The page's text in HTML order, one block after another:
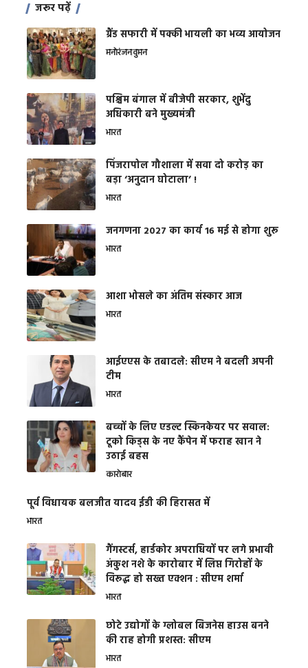
जरूर पढ़ें
ग्रैंड सफारी में पक्की भायली का भव्य आयोजन
मनोरंजनवुमन
पश्चिम बंगाल में बीजेपी सरकार, शुभेंदु
अधिकारी बने मुख्यमंत्री
भारत
​पिंजरापोल गौशाला में सवा दो करोड़ का
बड़ा ‘अनुदान घोटाला’ !
भारत
जनगणना 2027 का कार्य 16 मई से होगा शुरू
भारत
आशा भोसले का अंतिम संस्कार आज
भारत
आईएएस के तबादले: सीएम ने बदली अपनी
टीम
भारत
बच्चों के लिए एडल्ट स्किनकेयर पर सवाल:
टूको किड्स के नए कैंपेन में फराह खान ने
उठाई बहस
कारोबार
पूर्व विधायक बलजीत यादव ईडी की हिरासत में
भारत
गैंगस्टर्स, हार्डकोर अपराधियों पर लगे प्रभावी
अंकुश नशे के कारोबार में लिप्त गिरोहों के
विरूद्ध हो सख्त एक्शन : सीएम शर्मा
भारत
छोटे उद्योगों के ग्लोबल बिजनेस हाउस बनने
की राह होगी प्रशस्त: सीएम
भारत